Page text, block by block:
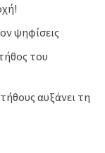
ψηφίσεις
του
αυξάνει τη